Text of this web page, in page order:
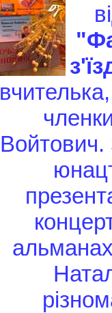
Войтович.